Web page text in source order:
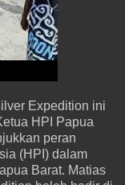
Expedition ini
HPI Papua
peran
(HPI) dalam
Barat. Matias